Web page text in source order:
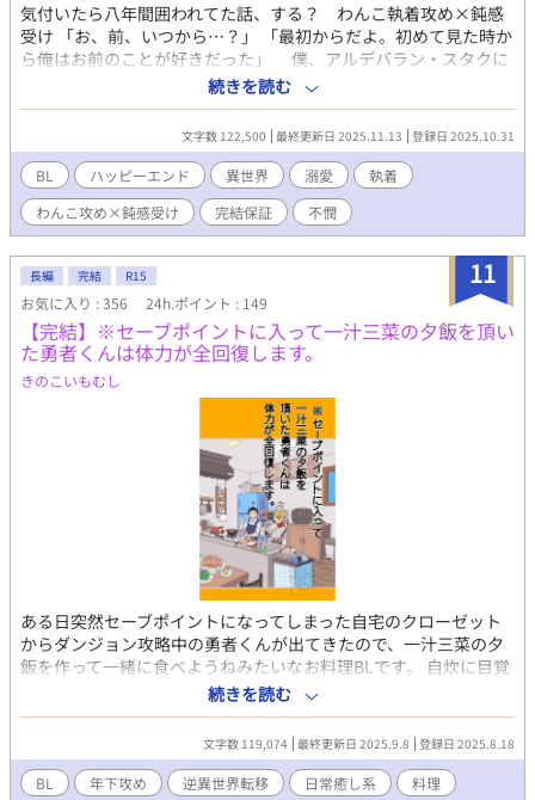
気付いたら八年間囲われてた話、する？ わんこ執着攻め×鈍感
受け 「お、前、いつから…？」 「最初からだよ。初めて見た時か
ら俺はお前のことが好きだった」 僕、アルデバラン・スタクに
はどうしても敵わない男がいた。 家柄も、センスも、才能も、
全てを持って生まれてきた天才、シリウス・ルーヴだ。 僕たち
は十歳の頃王立の魔法学園で出会った。 シリウスは天才だ。だ
けど性格は無鉄砲で無計画で大雑把でとにかく甘えた、それに加
えて我儘と来た。それに比べて僕は冷静で落ち着いていて、体よ
りも先に頭が働くタイプだったから気が付けば周りの大人たちの
策略にはめられてシリウスの世話係を任されることになってい
た。 二人組を作る時も、食事の時も、部屋だって同じのまま十
八で学園を卒業する年まで僕たちは常に一緒に居て──そしてそ
れは就職先でも同じだった。 配属された辺境の地でも僕はシリ
ウスの世話を任され、日々を慌ただしく過ごしていたそんなある
日、国境の森に魔物が発生した。それを掃討すべく現場に向かう
と何やら魔物の様子がおかしいことに気が付く。 その原因を突
き止めたシリウスが掃討に当たったのだが、魔物の攻撃を受けて
しまい重傷を負ってしまう。 初めて見るシリウスの姿に僕は動
揺し、どうしようもなく不安だった。目を覚ますまでの間何をし
ていていも気になっていた男が三日振りに目を覚ました時、異変
が起きた。 「…シリウス？」 「アルはさ、優しいから」 背中
はベッドに押し付けられて、目の前には見たことが無い顔をした
シリウスがいた。 いつだって一等星のように煌めいていた瞳
が、仄暗い熱で潤んでいた。とても友人に向ける目では、声では
無かった。 「──俺のこと拒めないでしょ？」 おりてきた熱を
拒む術を、僕は持っていなかった。 その日を境に、僕たちの関
係は変わった。でも、僕にはどうしてシリウスがそんなことをし
たのかがわからなかった。 これは気付かないうちに八年間囲
われて、向けられている愛の大きさに気付かないまますったもん
だする二人のお話。
続きを読む
文字数 122,500 最終更新日 2025.11.13 登録日 2025.10.31
BL ハッピーエンド 異世界 溺愛
執着
わんこ攻め×鈍感受け
完結保証 不憫
11
長編 完結 R15
お気に入り : 356 24h.ポイント : 149
【完結】※セーブポイントに入って一汁三菜の夕飯を頂い
た勇者くんは体力が全回復します。
きのこいもむし
ある日突然セーブポイントになってしまった自宅のクローゼット
からダンジョン攻略中の勇者くんが出てきたので、一汁三菜の夕
飯を作って一緒に食べようねみたいなお料理BLです。 自炊に目覚
めた独身フリーターのアラサー男子(27)が、セーブポイントの中
に入ると体力が全回復するタイプの勇者くん(19)を餌付けしてそ
れを肴に旨い酒を飲むだけの逆異世界転移もの。 食いしん坊わん
このローグライク系勇者×料理好きのセーブポイント系平凡受け
の超ほんわかした感じの話です。
続きを読む
文字数 119,074 最終更新日 2025.9.8 登録日 2025.8.18
BL 年下攻め 逆異世界転移 日常癒し系
料理